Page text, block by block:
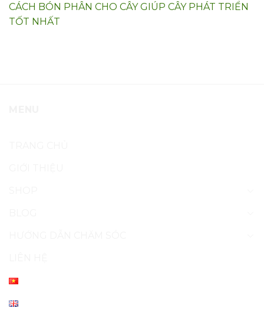
CÁCH BÓN PHÂN CHO CÂY GIÚP CÂY PHÁT TRIỂN
TỐT NHẤT